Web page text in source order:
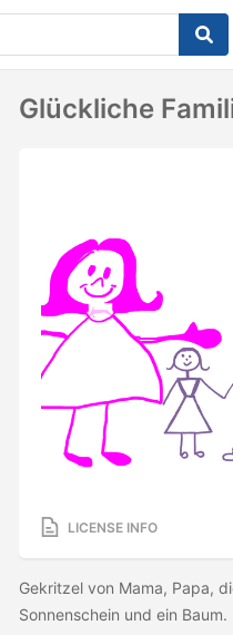
Glückliche
LICENSE INFO
Gekritzel von Mama, Papa,
Sonnenschein und ein